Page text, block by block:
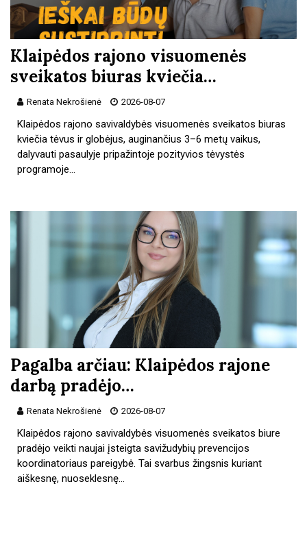
Klaipėdos rajono visuomenės
sveikatos biuras kviečia…
Renata Nekrošienė 2026-08-07
Klaipėdos rajono savivaldybės visuomenės sveikatos biuras
kviečia tėvus ir globėjus, auginančius 3–6 metų vaikus,
dalyvauti pasaulyje pripažintoje pozityvios tėvystės
programoje…
Pagalba arčiau: Klaipėdos rajone
darbą pradėjo…
Renata Nekrošienė 2026-08-07
Klaipėdos rajono savivaldybės visuomenės sveikatos biure
pradėjo veikti naujai įsteigta savižudybių prevencijos
koordinatoriaus pareigybė. Tai svarbus žingsnis kuriant
aiškesnę, nuoseklesnę…